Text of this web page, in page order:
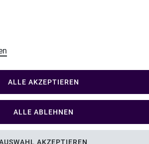
ALLE AKZEPTIEREN
ALLE ABLEHNEN
AKZEPTIEREN